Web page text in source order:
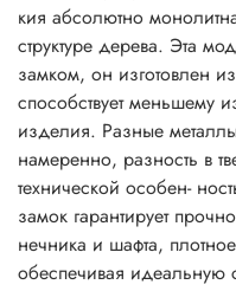
кия абсолютно
структуре дерева. Эта
замком, он изготовлен
способствует меньшему
изделия. Разные
намеренно, разность в
технической особен-
замок гарантирует
нечника и шафта,
обеспечивая идеальную